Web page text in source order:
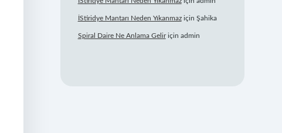
İStiridye Mantarı Neden Yıkanmaziçin Şahika
Spiral Daire Ne Anlama Geliriçin admin